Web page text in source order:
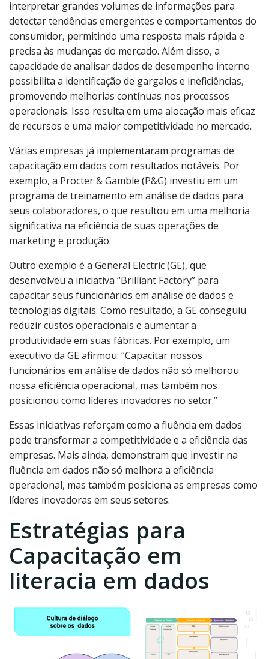
interpretar grandes volumes de informações para
detectar tendências emergentes e comportamentos do
consumidor, permitindo uma resposta mais rápida e
precisa às mudanças do mercado. Além disso, a
capacidade de analisar dados de desempenho interno
possibilita a identificação de gargalos e ineficiências,
promovendo melhorias contínuas nos processos
operacionais. Isso resulta em uma alocação mais eficaz
de recursos e uma maior competitividade no mercado.
Várias empresas já implementaram programas de
capacitação em dados com resultados notáveis. Por
exemplo, a Procter & Gamble (P&G) investiu em um
programa de treinamento em análise de dados para
seus colaboradores, o que resultou em uma melhoria
significativa na eficiência de suas operações de
marketing e produção.
Outro exemplo é a General Electric (GE), que
desenvolveu a iniciativa “Brilliant Factory” para
capacitar seus funcionários em análise de dados e
tecnologias digitais. Como resultado, a GE conseguiu
reduzir custos operacionais e aumentar a
produtividade em suas fábricas. Por exemplo, um
executivo da GE afirmou: “Capacitar nossos
funcionários em análise de dados não só melhorou
nossa eficiência operacional, mas também nos
posicionou como líderes inovadores no setor.”
Essas iniciativas reforçam como a fluência em dados
pode transformar a competitividade e a eficiência das
empresas. Mais ainda, demonstram que investir na
fluência em dados não só melhora a eficiência
operacional, mas também posiciona as empresas como
líderes inovadoras em seus setores.
Estratégias para
Capacitação em
literacia em dados